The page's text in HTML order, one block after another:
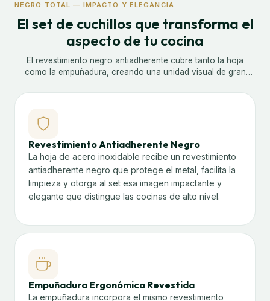
NEGRO TOTAL — IMPACTO Y ELEGANCIA
El set de cuchillos que transforma el
aspecto de tu cocina
El revestimiento negro antiadherente cubre tanto la hoja
como la empuñadura, creando una unidad visual de gran
materiales pensados para el uso profesional diario.
Revestimiento Antiadherente Negro
La hoja de acero inoxidable recibe un revestimiento
antiadherente negro que protege el metal, facilita la
limpieza y otorga al set esa imagen impactante y
elegante que distingue las cocinas de alto nivel.
Empuñadura Ergonómica Revestida
La empuñadura incorpora el mismo revestimiento